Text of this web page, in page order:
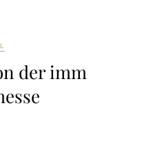
der imm